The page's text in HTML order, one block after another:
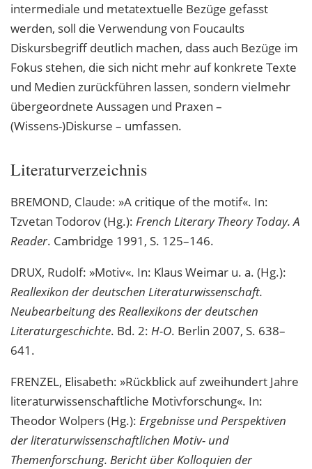
intermediale und metatextuelle Bezüge gefasst
werden, soll die Verwendung von Foucaults
Diskursbegriff deutlich machen, dass auch Bezüge im
Fokus stehen, die sich nicht mehr auf konkrete Texte
und Medien zurückführen lassen, sondern vielmehr
übergeordnete Aussagen und Praxen –
(Wissens-)Diskurse – umfassen.
Literaturverzeichnis
BREMOND, Claude: »A critique of the motif«. In:
Tzvetan Todorov (Hg.): French Literary Theory Today. A
Reader. Cambridge 1991, S. 125–146.
DRUX, Rudolf: »Motiv«. In: Klaus Weimar u. a. (Hg.):
Reallexikon der deutschen Literaturwissenschaft.
Neubearbeitung des Reallexikons der deutschen
Literaturgeschichte. Bd. 2: H-O. Berlin 2007, S. 638–
641.
FRENZEL, Elisabeth: »Rückblick auf zweihundert Jahre
literaturwissenschaftliche Motivforschung«. In:
Theodor Wolpers (Hg.): Ergebnisse und Perspektiven
der literaturwissenschaftlichen Motiv- und
Themenforschung. Bericht über Kolloquien der